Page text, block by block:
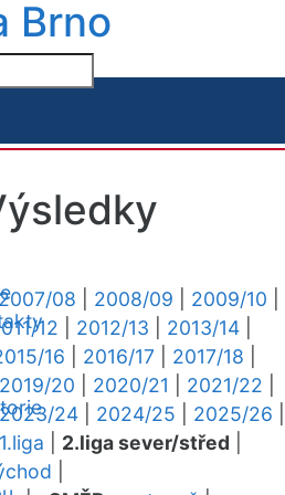
Brno
08 2008/09 2009/10
12 2012/13 2013/14
16 2016/17 2017/18
2019/20 2020/21 2021/22
2023/24 2024/25 2025/26
1.liga 2.liga sever/střed